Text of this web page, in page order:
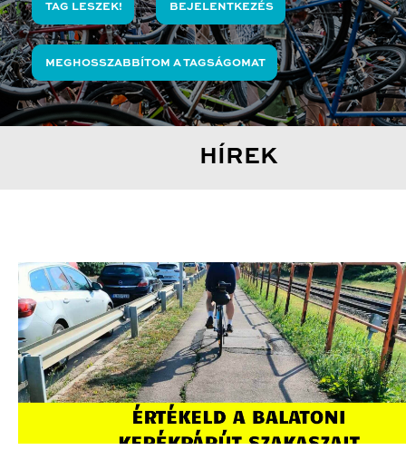
TAG LESZEK! BEJELENTKEZÉS
MEGHOSSZABBÍTOM A TAGSÁGOMAT
HÍREK